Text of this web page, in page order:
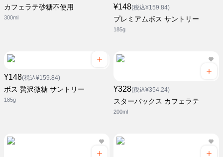
カフェラテ砂糖不使用
300ml
¥148(税込¥159.84)
プレミアムボス サントリー
185g
¥148(税込¥159.84)
ボス 贅沢微糖 サントリー
185g
¥328(税込¥354.24)
スターバックス カフェラテ
200ml